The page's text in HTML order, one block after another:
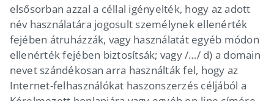
elsősorban azzal a céllal igényelték, hogy az adott
név használatára jogosult személynek ellenérték
fejében átruházzák, vagy használatát egyéb módon
ellenérték fejében biztosítsák; vagy /…/ d) a domain
nevet szándékosan arra használták fel, hogy az
Internet-felhasználókat haszonszerzés céljából a